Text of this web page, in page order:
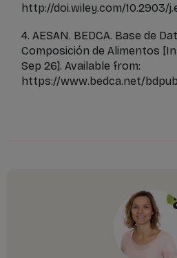
http://doi.wiley.com/10.2903/
4. AESAN. BEDCA. Base de
Composición de Alimentos
Sep 26]. Available from:
https://www.bedca.net/